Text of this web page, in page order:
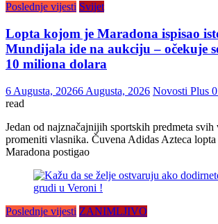
Poslednje vijesti Svijet
Lopta kojom je Maradona ispisao
Mundijala ide na aukciju – očekuje
10 miliona dolara
6 Augusta, 20266 Augusta, 2026 Novosti Plus
read
Jedan od najznačajnijih sportskih predmeta svih
promeniti vlasnika. Čuvena Adidas Azteca
Maradona postigao
Poslednje vijesti ZANIMLJIVO